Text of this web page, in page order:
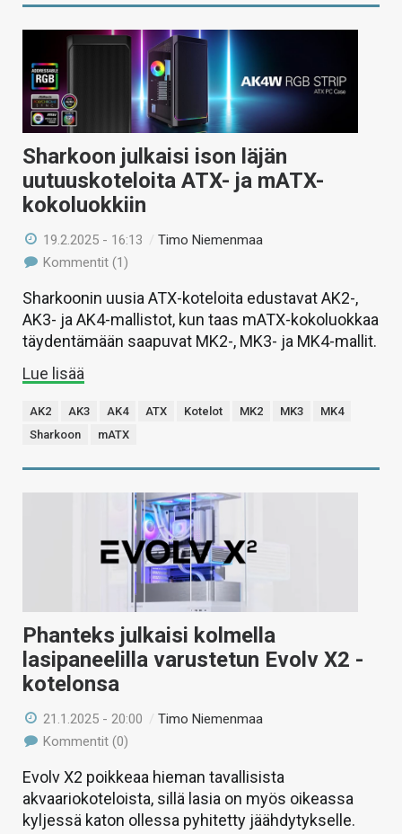
Sharkoon julkaisi ison läjän
uutuuskoteloita ATX- ja mATX-
kokoluokkiin
19.2.2025 - 16:13 /Timo Niemenmaa
Kommentit (1)
Sharkoonin uusia ATX-koteloita edustavat AK2-,
AK3- ja AK4-mallistot, kun taas mATX-kokoluokkaa
täydentämään saapuvat MK2-, MK3- ja MK4-mallit.
Lue lisää
AK2 AK3 AK4 ATX Kotelot MK2 MK3
MK4
Sharkoon
mATX
Phanteks julkaisi kolmella
lasipaneelilla varustetun Evolv X2 -
kotelonsa
21.1.2025 - 20:00 /Timo Niemenmaa
Kommentit (0)
Evolv X2 poikkeaa hieman tavallisista
akvaariokoteloista, sillä lasia on myös oikeassa
kyljessä katon ollessa pyhitetty jäähdytykselle.